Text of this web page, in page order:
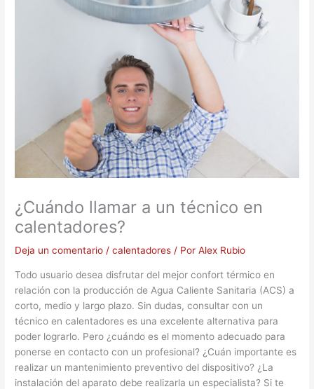
¿Cuándo llamar a un técnico en
calentadores?
Deja un comentario /calentadores / PorAlex Rubio
Todo usuario desea disfrutar del mejor confort térmico en
relación con la producción de Agua Caliente Sanitaria (ACS) a
corto, medio y largo plazo. Sin dudas, consultar con un
técnico en calentadores es una excelente alternativa para
poder lograrlo. Pero ¿cuándo es el momento adecuado para
ponerse en contacto con un profesional? ¿Cuán importante es
realizar un mantenimiento preventivo del dispositivo? ¿La
instalación del aparato debe realizarla un especialista? Si te